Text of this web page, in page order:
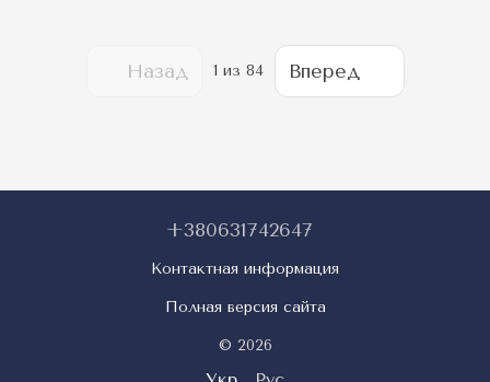
Назад 1 из 84 Вперед
+380631742647
Контактная информация
Полная версия сайта
© 2026